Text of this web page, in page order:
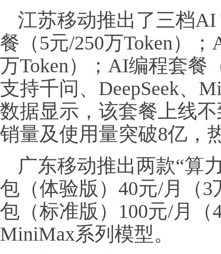
江苏移动推出了三档AI
餐（5元/250万Token）
万Token）；AI编程套餐
支持千问、DeepSeek、
数据显示，该套餐上线
销量及使用量突破8亿，
广东移动推出两款“算
包（体验版）40元/月（
包（标准版）100元/月
MiniMax系列模型。